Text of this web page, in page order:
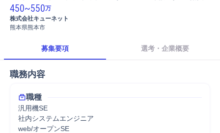
450~550万
株式会社キューネット
熊本県熊本市
募集要項 選考・企業概要
職務内容
職種
汎用機SE
社内システムエンジニア
web/オープンSE